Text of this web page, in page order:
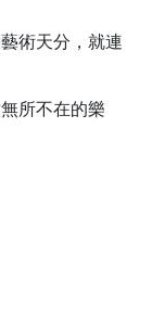
術天分，就連
所不在的樂